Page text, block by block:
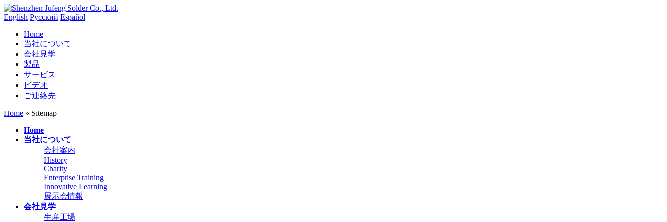
English Русский Español
Home
当社について
会社見学
製品
サービス
ビデオ
ご連絡先
Home » Sitemap
Home
当社について
会社案内
History
Charity
Enterprise Training
Innovative Learning
展示会情報
会社見学
生産工場